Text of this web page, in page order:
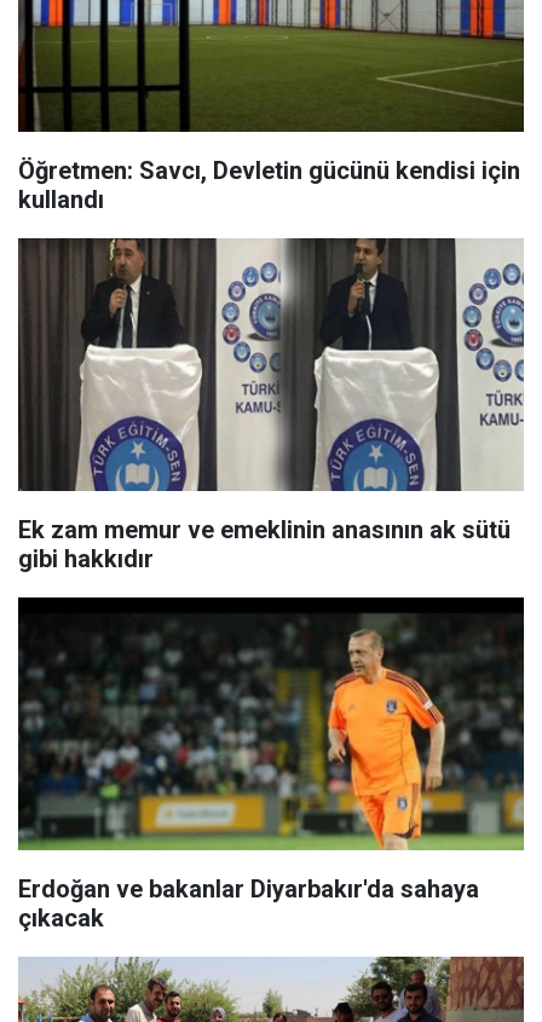
Öğretmen: Savcı, Devletin gücünü kendisi için
kullandı
Ek zam memur ve emeklinin anasının ak sütü
gibi hakkıdır
Erdoğan ve bakanlar Diyarbakır'da sahaya
çıkacak